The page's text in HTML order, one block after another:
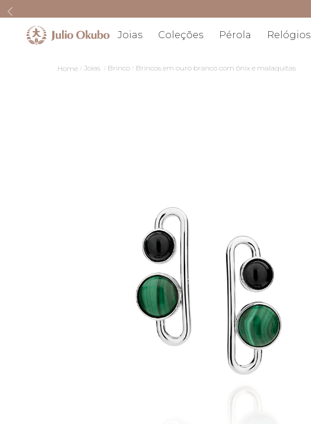
Joias Coleções Pérola Relógios
Joias Brinco Brincos em ouro branco com ônix e malaquitas